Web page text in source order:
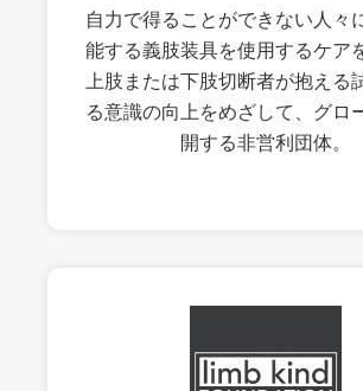
自力で得ることができない人々
能する義肢装具を使用するケア
上肢または下肢切断者が抱える
る意識の向上をめざして、グロ
開する非営利団体。